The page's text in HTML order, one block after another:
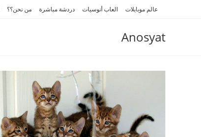
عالم موبايلات العاب أنوسيات دردشة مباشرة من نحن؟؟
Anosyat